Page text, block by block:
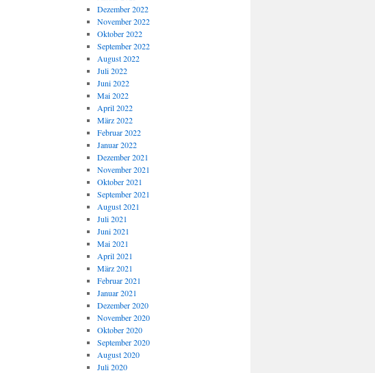
Dezember 2022
November 2022
Oktober 2022
September 2022
August 2022
Juli 2022
Juni 2022
Mai 2022
April 2022
März 2022
Februar 2022
Januar 2022
Dezember 2021
November 2021
Oktober 2021
September 2021
August 2021
Juli 2021
Juni 2021
Mai 2021
April 2021
März 2021
Februar 2021
Januar 2021
Dezember 2020
November 2020
Oktober 2020
September 2020
August 2020
Juli 2020